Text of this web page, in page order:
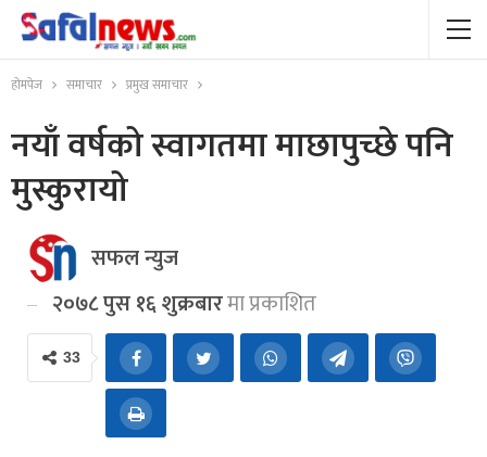
होमपेज समाचार प्रमुख समाचार
नयाँ वर्षको स्वागतमा माछापुच्छे पनि
मुस्कुरायो
सफल न्युज
२०७८ पुस १६ शुक्रबारमा प्रकाशित
33